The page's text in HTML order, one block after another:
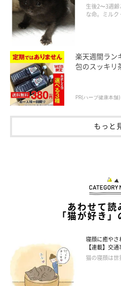
可愛さ満点のてんぷらくんですが
するかのような姿
美しい黒
生後2〜3週
な命。ミル
楽天週間ラン
包のスッキリ
PR(ハーブ健康本舗)
もっと
あわせて読
「猫が好き
寝顔に癒や
【連載】交
猫の寝顔は世